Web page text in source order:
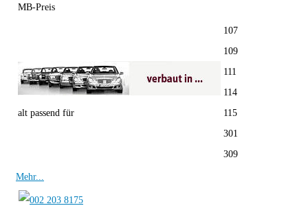
MB-Preis
alt passend für
107
109
111
114
115
301
309
Mehr...